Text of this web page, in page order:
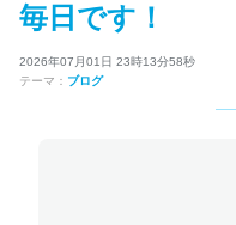
毎日です！
2026年07月01日 23時13分58秒
テーマ： ブログ